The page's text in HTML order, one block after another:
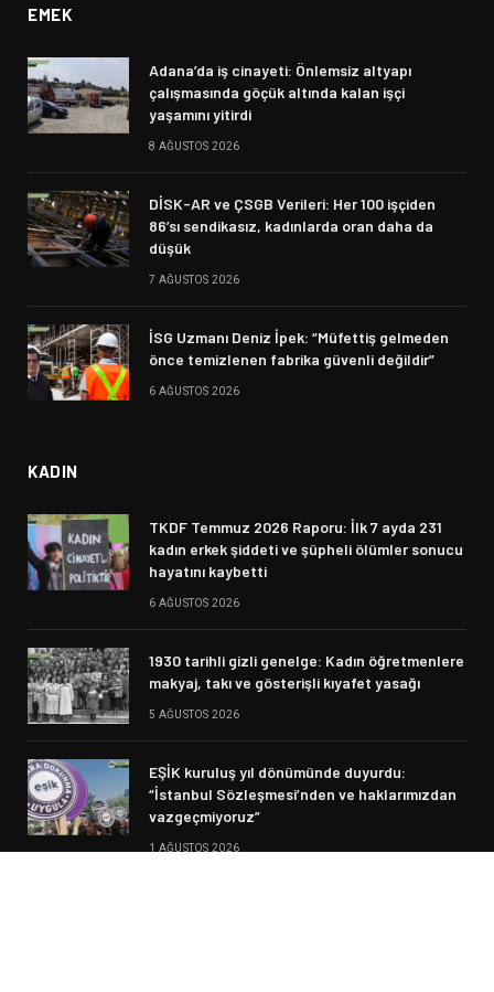
EMEK
Adana’da iş cinayeti: Önlemsiz altyapı
çalışmasında göçük altında kalan işçi
yaşamını yitirdi
8 AĞUSTOS 2026
DİSK-AR ve ÇSGB Verileri: Her 100 işçiden
86’sı sendikasız, kadınlarda oran daha da
düşük
7 AĞUSTOS 2026
İSG Uzmanı Deniz İpek: “Müfettiş gelmeden
önce temizlenen fabrika güvenli değildir”
6 AĞUSTOS 2026
KADIN
TKDF Temmuz 2026 Raporu: İlk 7 ayda 231
kadın erkek şiddeti ve şüpheli ölümler sonucu
hayatını kaybetti
6 AĞUSTOS 2026
1930 tarihli gizli genelge: Kadın öğretmenlere
makyaj, takı ve gösterişli kıyafet yasağı
5 AĞUSTOS 2026
EŞİK kuruluş yıl dönümünde duyurdu:
“İstanbul Sözleşmesi’nden ve haklarımızdan
vazgeçmiyoruz”
1 AĞUSTOS 2026